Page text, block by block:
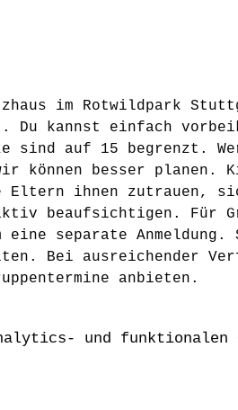
im Rotwildpark
Du kannst einfach
sind auf 15 begrenzt.
können besser planen.
Eltern ihnen zutrauen,
beaufsichtigen. Für
eine separate
Bei ausreichender
anbieten.
und